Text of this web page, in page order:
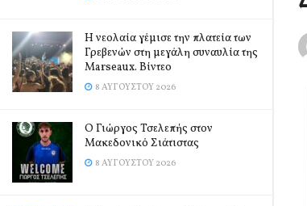
Η νεολαία γέμισε την πλατεία των
Γρεβενών στη μεγάλη συναυλία της
Marseaux. Βίντεο
8 ΑΥΓΟΎΣΤΟΥ 2026
Ο Γιώργος Τσελεπής στον
Μακεδονικό Σιάτιστας
8 ΑΥΓΟΎΣΤΟΥ 2026